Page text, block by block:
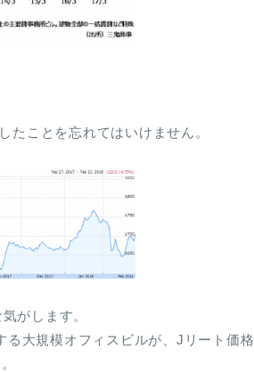
たことを忘れてはいけません。
がします。
大規模オフィスビルが、Jリート価格